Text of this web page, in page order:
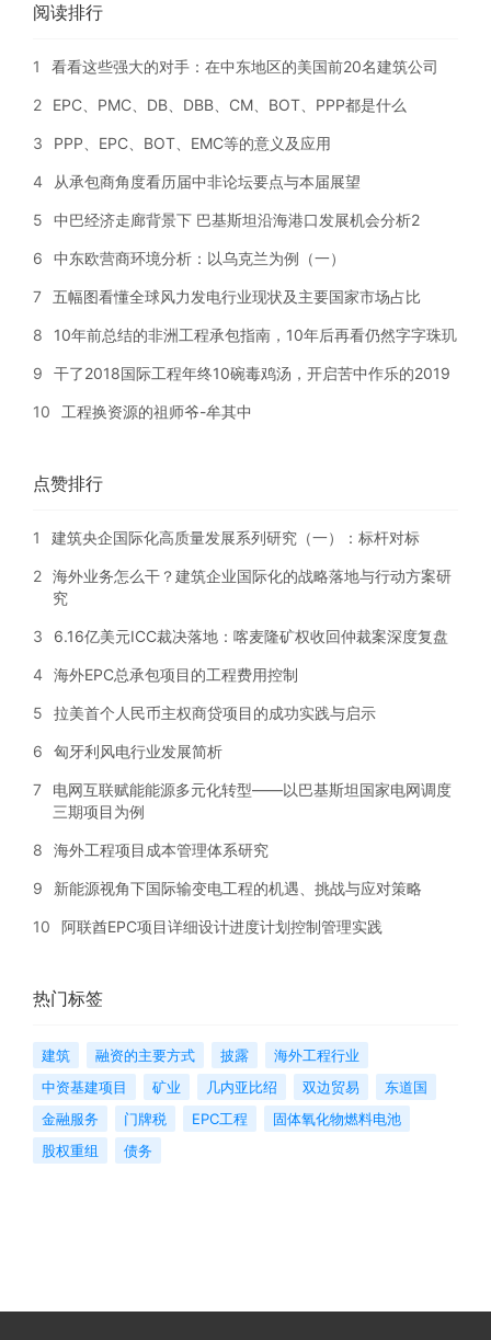
阅读排行
1 看看这些强大的对手：在中东地区的美国前20名建筑公司
2 EPC、PMC、DB、DBB、CM、BOT、PPP都是什么
3 PPP、EPC、BOT、EMC等的意义及应用
4 从承包商角度看历届中非论坛要点与本届展望
5 中巴经济走廊背景下 巴基斯坦沿海港口发展机会分析2
6 中东欧营商环境分析：以乌克兰为例（一）
7 五幅图看懂全球风力发电行业现状及主要国家市场占比
8 10年前总结的非洲工程承包指南，10年后再看仍然字字珠玑
9 干了2018国际工程年终10碗毒鸡汤，开启苦中作乐的2019
10 工程换资源的祖师爷-牟其中
点赞排行
1 建筑央企国际化高质量发展系列研究（一）：标杆对标
2 海外业务怎么干？建筑企业国际化的战略落地与行动方案研
究
3 6.16亿美元ICC裁决落地：喀麦隆矿权收回仲裁案深度复盘
4 海外EPC总承包项目的工程费用控制
5 拉美首个人民币主权商贷项目的成功实践与启示
6 匈牙利风电行业发展简析
7
电网互联赋能能源多元化转型——以巴基斯坦国家电网调度
三期项目为例
8 海外工程项目成本管理体系研究
9 新能源视角下国际输变电工程的机遇、挑战与应对策略
10 阿联酋EPC项目详细设计进度计划控制管理实践
热门标签
建筑 融资的主要方式 披露
海外工程行业
中资基建项目
矿业 几内亚比绍 双边贸易
东道国
金融服务
门牌税 EPC工程
固体氧化物燃料电池
股权重组
债务